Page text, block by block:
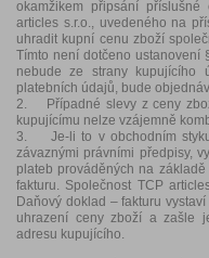
okamžikem připsání
articles s.r.o., uvedeného na
uhradit kupní cenu zboží
Tímto není dotčeno ustanovení
nebude ze strany kupujícího
platebních údajů, bude
2. Případné slevy z ceny
kupujícímu nelze vzájemně
3. Je-li to v obchodním styku
závaznými právními předpisy,
plateb prováděných na
fakturu. Společnost TCP
Daňový doklad – fakturu
uhrazení ceny zboží a zašle
adresu kupujícího.